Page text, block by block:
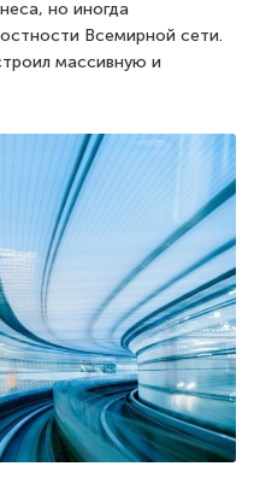
но иногда
Всемирной сети.
массивную и